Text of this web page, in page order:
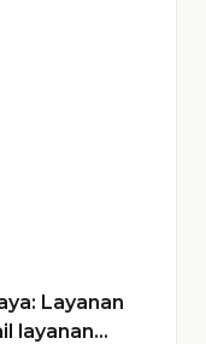
Layanan
layanan